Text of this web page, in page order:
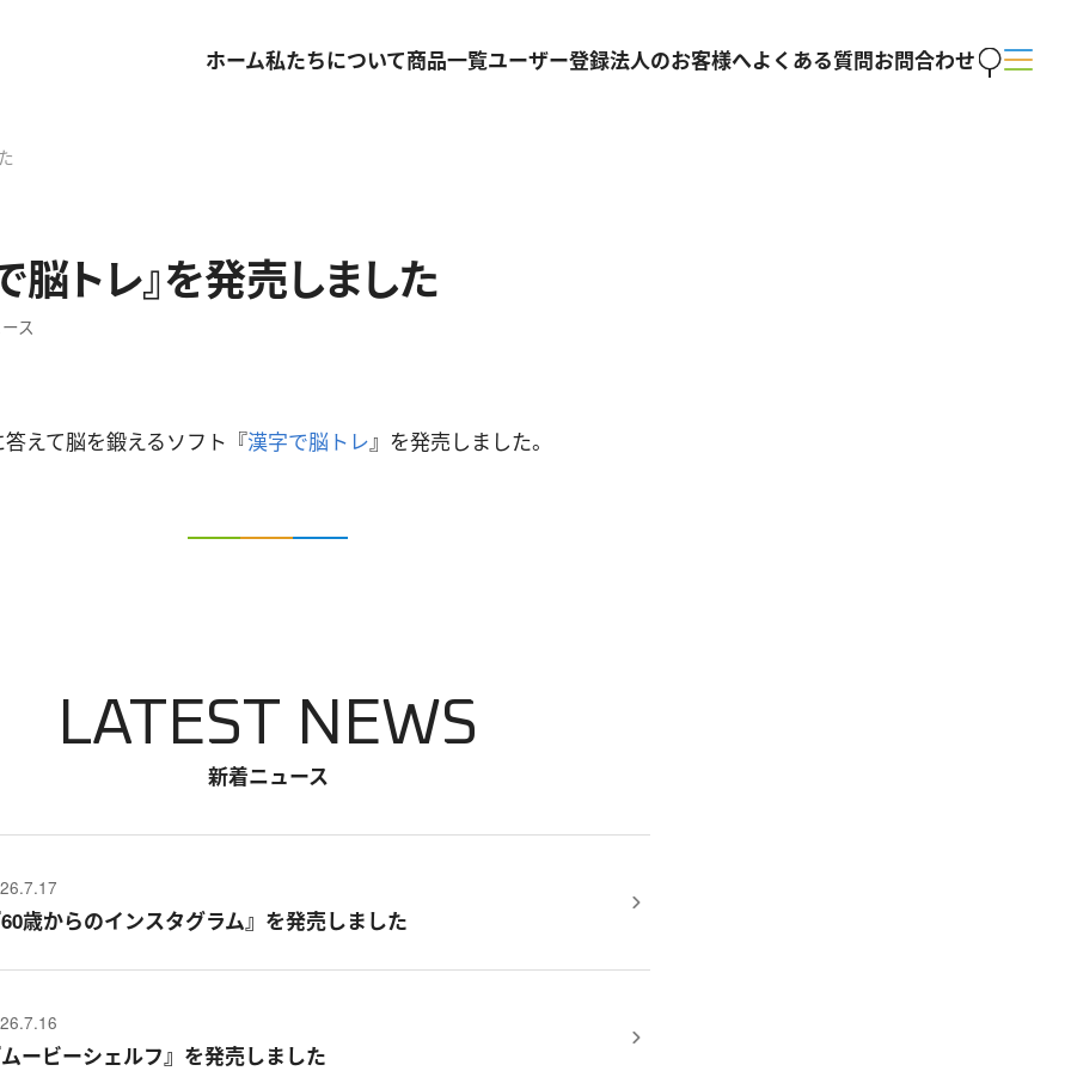
ホーム私たちについて商品一覧ユーザー登録法人のお客様へよくある質問お問合わせ
脳トレ』を発売しました
ス
えて脳を鍛えるソフト『漢字で脳トレ』を発売しました。
新着ニュース
LATEST NEWS
60歳からのインスタグラム』を発売しました
ムービーシェルフ』を発売しました